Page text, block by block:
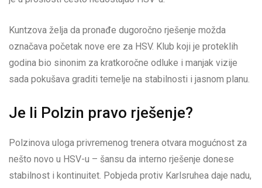
Kuntzova želja da pronađe dugoročno rješenje možda
označava početak nove ere za HSV. Klub koji je proteklih
godina bio sinonim za kratkoročne odluke i manjak vizije
sada pokušava graditi temelje na stabilnosti i jasnom planu.
Je li Polzin pravo rješenje?
Polzinova uloga privremenog trenera otvara mogućnost za
nešto novo u HSV-u – šansu da interno rješenje donese
stabilnost i kontinuitet. Pobjeda protiv Karlsruhea daje nadu,